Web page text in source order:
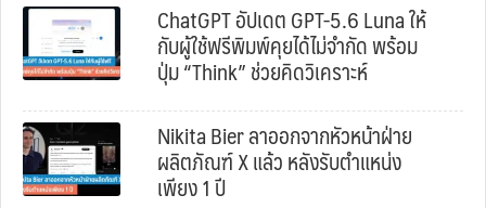
ChatGPT อัปเดต GPT-5.6 Luna ให้
กับผู้ใช้ฟรีพิมพ์คุยได้ไม่จำกัด พร้อม
ปุ่ม “Think” ช่วยคิดวิเคราะห์
Nikita Bier ลาออกจากหัวหน้าฝ่าย
ผลิตภัณฑ์ X แล้ว หลังรับตำแหน่ง
เพียง 1 ปี